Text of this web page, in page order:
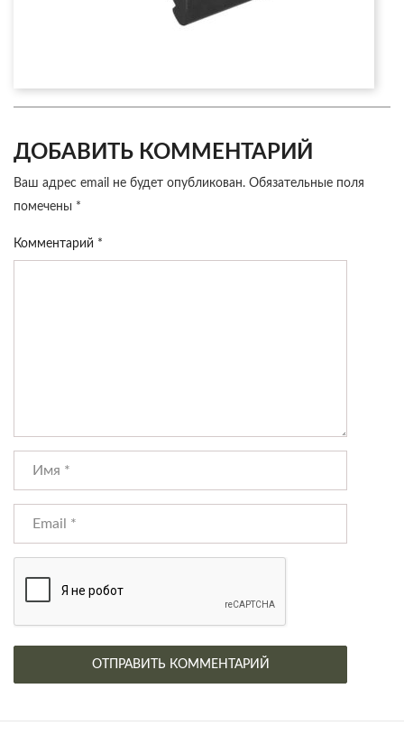
ДОБАВИТЬ КОММЕНТАРИЙ
Ваш адрес email не будет опубликован. Обязательные поля
помечены *
Комментарий *